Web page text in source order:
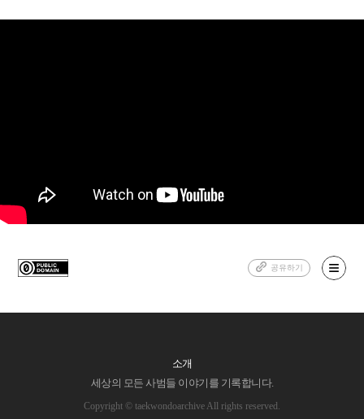
공유하기
소개
세상의 모든 사범들 이야기를 기록합니다.
Copyright © taekwondoarchive All rights reserved.